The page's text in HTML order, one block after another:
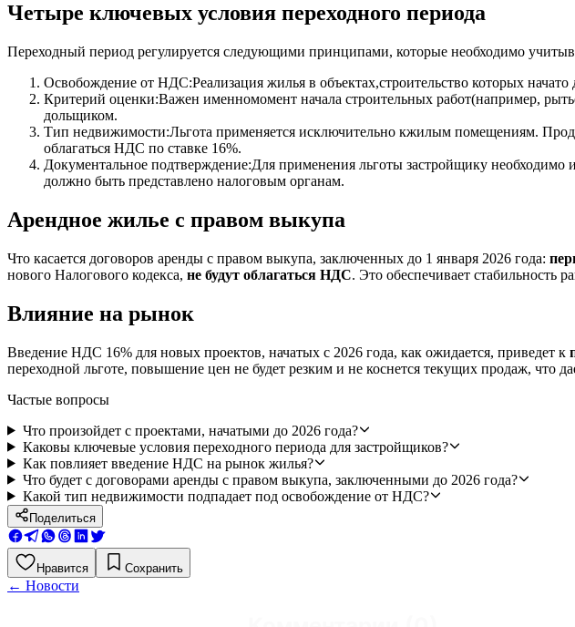
Четыре ключевых условия переходного периода
Переходный период регулируется следующими принципами, которые необходимо
Освобождение от НДС:Реализация жилья в объектах,строительство которых
Критерий оценки:Важен именномомент начала строительных работ(например,
дольщиком.
Тип недвижимости:Льгота применяется исключительно кжилым помещениям.
облагаться НДС по ставке 16%.
Документальное подтверждение:Для применения льготы застройщику необходимо
должно быть представлено налоговым органам.
Арендное жилье с правом выкупа
Что касается договоров аренды с правом выкупа, заключенных до 1 января 2026 года:
нового Налогового кодекса, не будут облагаться НДС. Это обеспечивает стабильность
Влияние на рынок
Введение НДС 16% для новых проектов, начатых с 2026 года, как ожидается, приведет к
переходной льготе, повышение цен не будет резким и не коснется текущих продаж, что
Частые вопросы
Что произойдет с проектами, начатыми до 2026 года?
Каковы ключевые условия переходного периода для застройщиков?
Как повлияет введение НДС на рынок жилья?
Что будет с договорами аренды с правом выкупа, заключенными до 2026 года?
Какой тип недвижимости подпадает под освобождение от НДС?
Поделиться
Нравится Сохранить
← Новости